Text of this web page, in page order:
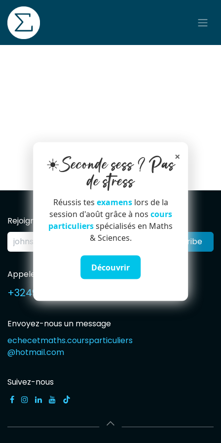
Se rendre au contenu
Rejoignez notre Newsletter
Subscribe
Appelez-nous
+32491594765
Envoyez-nous un message
echecetmaths.coursparticuliers
@hotmail.com
Suivez-nous
×
☀️Seconde sess ? Pas
de stress
Réussis tes examenslors de la
session d'août grâce à nos cours
particuliersspécialisés en Maths
& Sciences.
Découvrir